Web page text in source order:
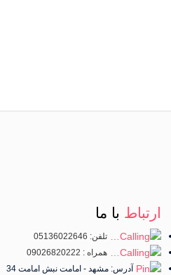
ارتباط با ما
تلفن: 05136022646
همراه : 09026820222
آدرس: مشهد - امامت نبش امامت 34